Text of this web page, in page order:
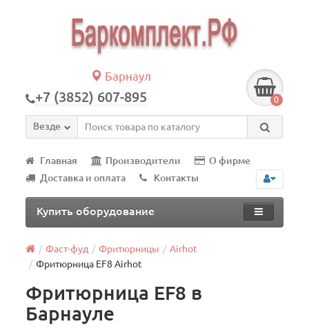
Барнаул
+7 (3852) 607-895 0
Везде
Главная Производители
О фирме
Доставка и оплата
Контакты
Купить оборудование
Фаст-фуд Фритюрницы
Airhot
Фритюрница EF8 Airhot
Фритюрница EF8 в
Барнауле